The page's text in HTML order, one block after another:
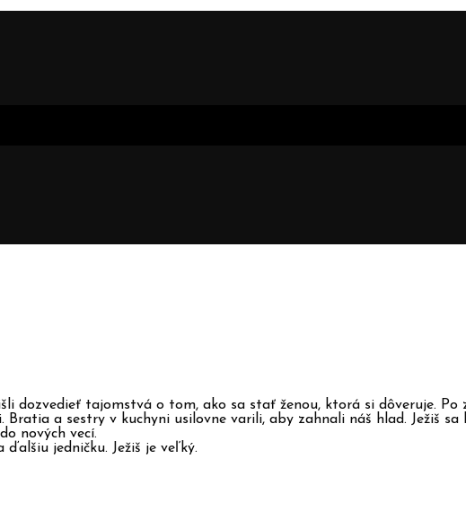
dozvedieť tajomstvá o tom, ako sa stať ženou, ktorá si dôveruje.
a sestry v kuchyni usilovne varili, aby zahnali náš hlad. Ježiš sa
nových vecí.
jedničku. Ježiš je veľký.